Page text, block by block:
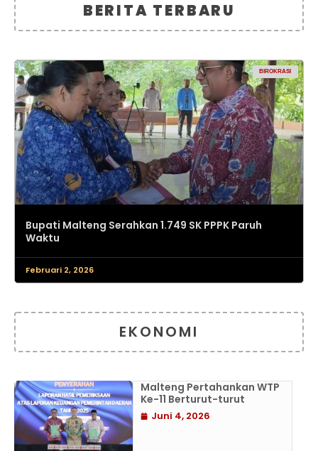
BERITA TERBARU
BIROKRASI
Bupati Malteng Serahkan 1.749 SK PPPK Paruh
Waktu
Februari 2, 2026
EKONOMI
Malteng Pertahankan WTP
Ke-11 Berturut-turut
Juni 4, 2026